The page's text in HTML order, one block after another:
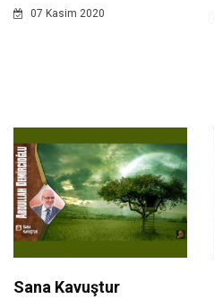
07 Kasim 2020
Sana Kavuştur